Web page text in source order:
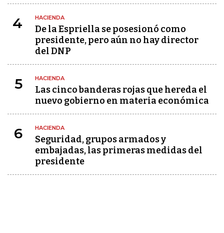
4 HACIENDA
De la Espriella se posesionó como
presidente, pero aún no hay director
del DNP
5 HACIENDA
Las cinco banderas rojas que hereda el
nuevo gobierno en materia económica
6 HACIENDA
Seguridad, grupos armados y
embajadas, las primeras medidas del
presidente